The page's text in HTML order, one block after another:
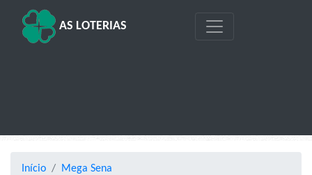
AS LOTERIAS
Início
Mega Sena